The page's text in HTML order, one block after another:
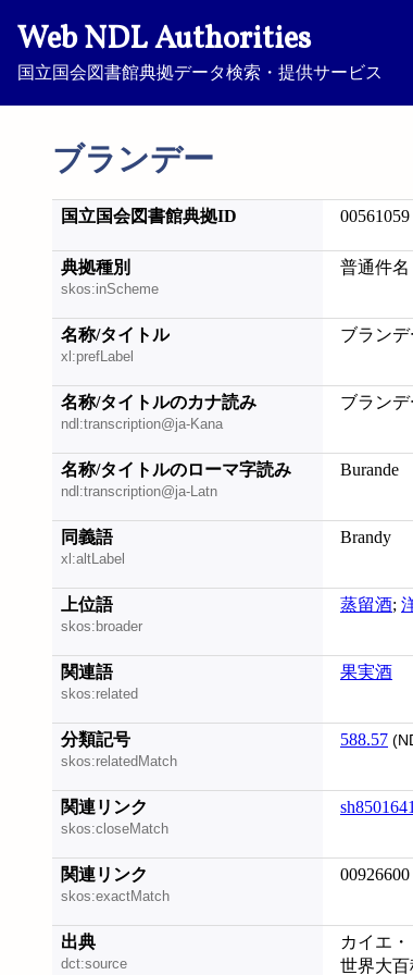
Web NDL Authorities
国立国会図書館典拠データ検索・提供サービス
ブランデー
国立国会図書館典拠ID 00561059
典拠種別
skos:inScheme
普通件名
名称/タイトル
xl:prefLabel
ブランデ
名称/タイトルのカナ読み
ndl:transcription@ja-Kana
ブランデ
名称/タイトルのローマ字読み
ndl:transcription@ja-Latn
Burande
同義語
xl:altLabel
Brandy
上位語
skos:broader
蒸留酒;
関連語
skos:related
果実酒
分類記号
skos:relatedMatch
588.57
関連リンク
skos:closeMatch
関連リンク
skos:exactMatch
00926600
出典
dct:source
カイエ
世界大